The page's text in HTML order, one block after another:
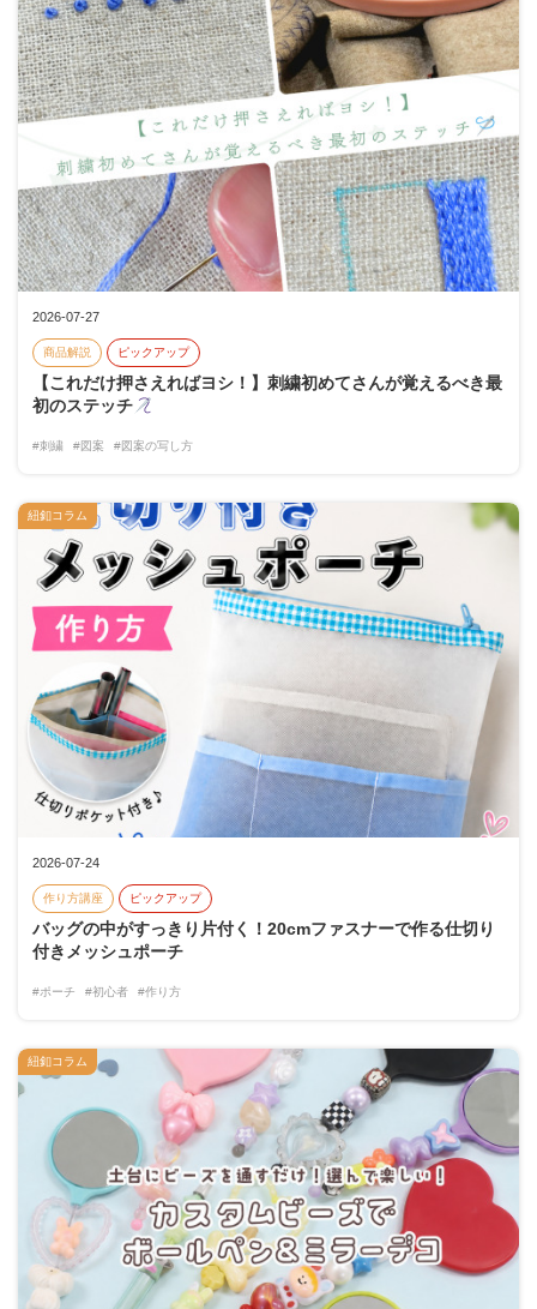
2026-07-27
商品解説 ピックアップ
【これだけ押さえればヨシ！】刺繍初めてさんが覚えるべき最
初のステッチ
#刺繍 #図案 #図案の写し方
2026-07-24
作り方講座 ピックアップ
バッグの中がすっきり片付く！20cmファスナーで作る仕切り
付きメッシュポーチ
#ポーチ #初心者 #作り方
紐釦コラム
紐釦コラム